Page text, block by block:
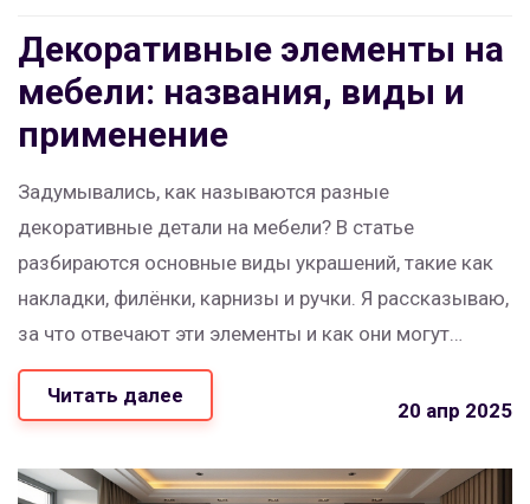
Декоративные элементы на
мебели: названия, виды и
применение
Задумывались, как называются разные
декоративные детали на мебели? В статье
разбираются основные виды украшений, такие как
накладки, филёнки, карнизы и ручки. Я рассказываю,
за что отвечают эти элементы и как они могут
преобразить ваш интерьер. Привожу реальные
примеры и делюсь полезными советами по выбору
помогут добавить ей уюта и характера.
Читать далее
20 апр 2025